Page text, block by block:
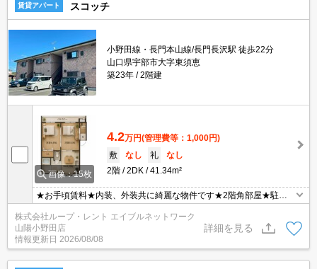
賃貸アパート スコッチ
小野田線・長門本山線/長門長沢駅 徒歩22分
山口県宇部市大字東須恵
築23年
2階建
画像：15枚
4.2万円(管理費等：1,000円)
敷
なし 礼
なし
2階
2DK 41.34m²
★お手頃賃料★内装、外装共に綺麗な物件です★2階角部屋★駐車
場2台無料★モニターフォン・ウォシュレット完備★便利な浴室乾
燥機付きです★閑静な住宅地に位置しており、宇部方面、小野田方
面共にアクセス良好です★
株式会社ループ・レント エイブルネットワーク
山陽小野田店
情報更新日 2026/08/08
詳細を見る